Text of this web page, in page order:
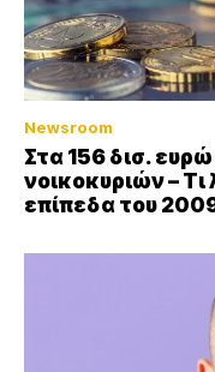
Newsroom
Στα 156 δισ.
νοικοκυριών – Τι
επίπεδα του